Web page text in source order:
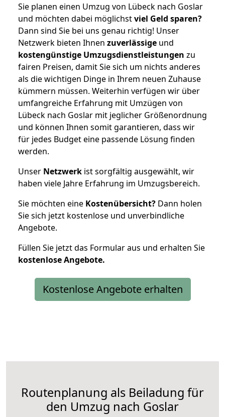
Sie planen einen Umzug von Lübeck nach Goslar
und möchten dabei möglichstviel Geld sparen?
Dann sind Sie bei uns genau richtig! Unser
Netzwerk bieten Ihnen zuverlässige und
kostengünstige Umzugsdienstleistungen zu
fairen Preisen, damit Sie sich um nichts anderes
als die wichtigen Dinge in Ihrem neuen Zuhause
kümmern müssen. Weiterhin verfügen wir über
umfangreiche Erfahrung mit Umzügen von
Lübeck nach Goslar mit jeglicher Größenordnung
und können Ihnen somit garantieren, dass wir
für jedes Budget eine passende Lösung finden
werden.
Unser Netzwerk ist sorgfältig ausgewählt, wir
haben viele Jahre Erfahrung im Umzugsbereich.
Sie möchten eine Kostenübersicht? Dann holen
Sie sich jetzt kostenlose und unverbindliche
Angebote.
Füllen Sie jetzt das Formular aus und erhalten Sie
kostenloseAngebote.
Kostenlose Angebote erhalten
Routenplanung als Beiladung für
den Umzug nach Goslar